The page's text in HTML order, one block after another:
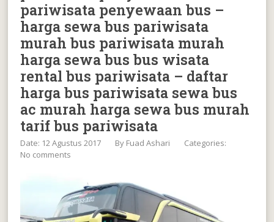
pariwisata penyewaan bus –
harga sewa bus pariwisata
murah bus pariwisata murah
harga sewa bus bus wisata
rental bus pariwisata – daftar
harga bus pariwisata sewa bus
ac murah harga sewa bus murah
tarif bus pariwisata
Date: 12 Agustus 2017 By Fuad Ashari
Categories:
No comments